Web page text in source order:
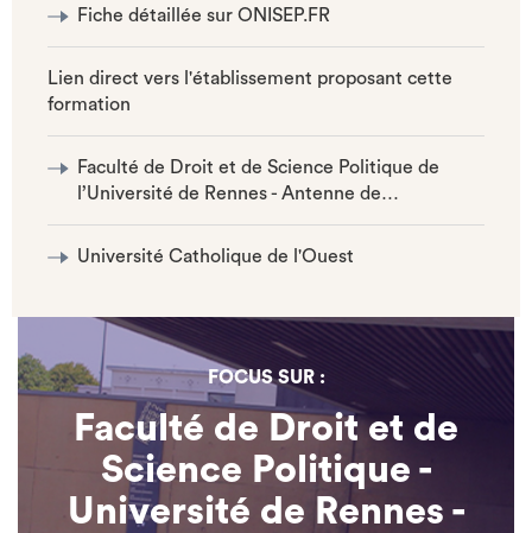
Fiche détaillée sur ONISEP.FR
Lien direct vers l'établissement proposant cette
formation
Faculté de Droit et de Science Politique de
l’Université de Rennes - Antenne de…
Université Catholique de l'Ouest
FOCUS SUR :
Faculté de Droit et de
Science Politique -
Université de Rennes -